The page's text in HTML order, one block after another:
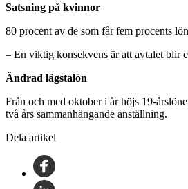
Satsning på kvinnor
80 procent av de som får fem procents
– En viktig konsekvens är att avtalet blir
Ändrad lägstalön
Från och med oktober i år höjs 19-
två års sammanhängande anställning.
Dela artikel